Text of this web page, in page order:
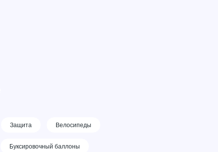
Защита Велосипеды
Буксировочный баллоны